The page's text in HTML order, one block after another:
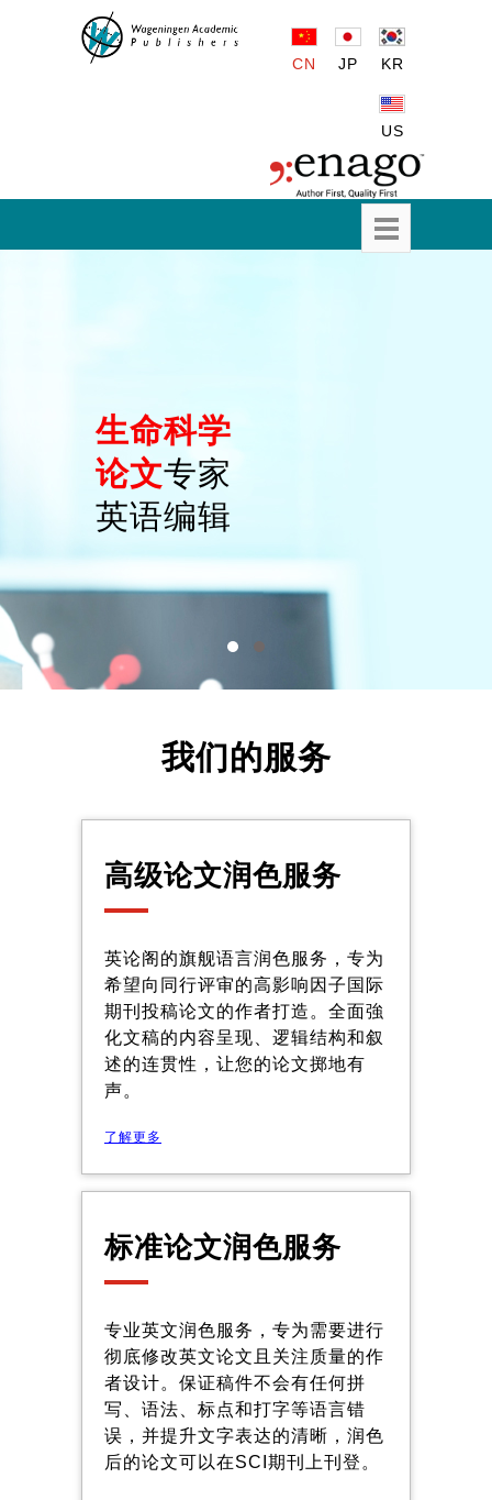
CN JP KR
US
生命科学
论文专家
英语编辑
我们的服务
高级论文润色服务
英论阁的旗舰语言润色服务，专为
希望向同行评审的高影响因子国际
期刊投稿论文的作者打造。全面強
化文稿的内容呈现、逻辑结构和叙
述的连贯性，让您的论文掷地有
声。
了解更多
标准论文润色服务
专业英文润色服务，专为需要进行
彻底修改英文论文且关注质量的作
者设计。保证稿件不会有任何拼
写、语法、标点和打字等语言错
误，并提升文字表达的清晰，润色
后的论文可以在SCI期刊上刊登。